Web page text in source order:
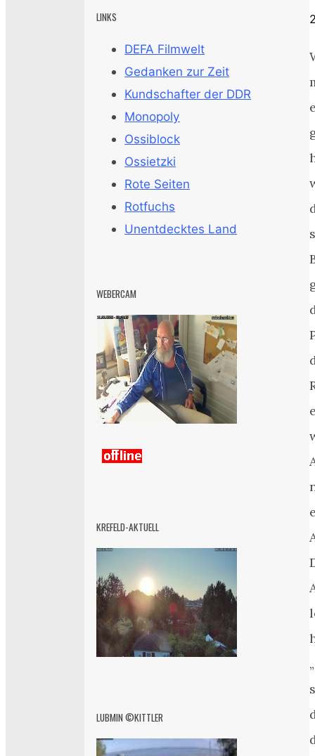
LINKS
DEFA Filmwelt
Gedanken zur Zeit
Kundschafter der DDR
Monopoly
Ossiblock
Ossietzki
Rote Seiten
Rotfuchs
Unentdecktes Land
WEBERCAM
KREFELD-AKTUELL
LUBMIN ©KITTLER